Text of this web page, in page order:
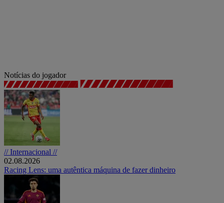
Notícias do jogador
// Internacional //
02.08.2026
Racing Lens: uma autêntica máquina de fazer dinheiro